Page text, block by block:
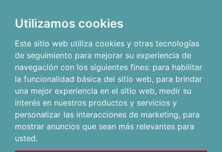
Utilizamos cookies
Este sitio web utiliza cookies y otras tecnologías
de seguimiento para mejorar su experiencia de
navegación con los siguientes fines: para habilitar
la funcionalidad básica del sitio web, para brindar
una mejor experiencia en el sitio web, medir su
interés en nuestros productos y servicios y
personalizar las interacciones de marketing, para
mostrar anuncios que sean más relevantes para
usted.